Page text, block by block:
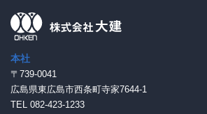
本社
〒739-0041
広島県東広島市西条町寺家7644-1
TEL 082-423-1233